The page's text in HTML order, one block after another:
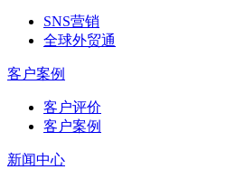
SNS营销
全球外贸通
客户案例
客户评价
客户案例
新闻中心